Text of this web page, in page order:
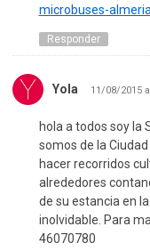
microbuses-
Responder
Yola 11/08/2015
hola a todos soy la
somos de la
hacer recorridos
alrededores
de su estancia en
inolvidable. Para
46070780